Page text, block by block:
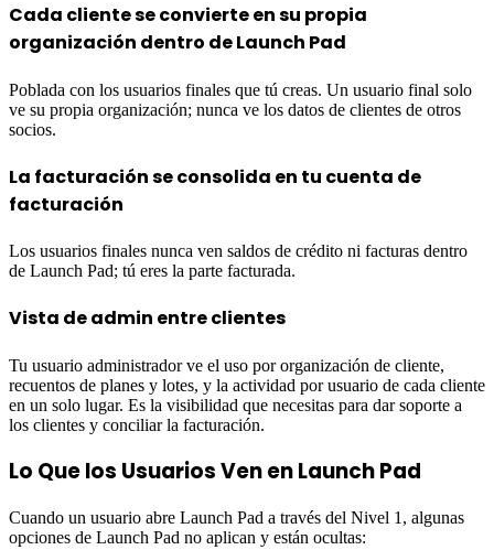
Cada cliente se convierte en su propia
organización dentro de Launch Pad
Poblada con los usuarios finales que tú creas. Un usuario final solo
ve su propia organización; nunca ve los datos de clientes de otros
socios.
La facturación se consolida en tu cuenta de
facturación
Los usuarios finales nunca ven saldos de crédito ni facturas dentro
de Launch Pad; tú eres la parte facturada.
Vista de admin entre clientes
Tu usuario administrador ve el uso por organización de cliente,
recuentos de planes y lotes, y la actividad por usuario de cada cliente
en un solo lugar. Es la visibilidad que necesitas para dar soporte a
los clientes y conciliar la facturación.
Lo Que los Usuarios Ven en Launch Pad
Cuando un usuario abre Launch Pad a través del Nivel 1, algunas
opciones de Launch Pad no aplican y están ocultas: